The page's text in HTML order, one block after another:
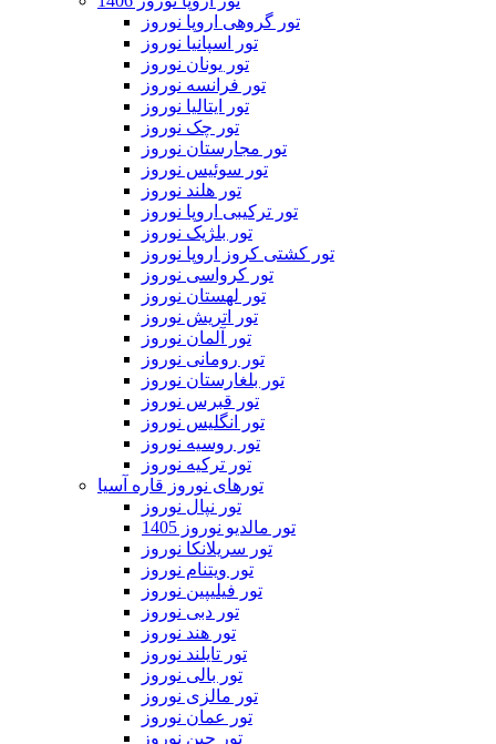
تور گروهی اروپا نوروز
تور اسپانیا نوروز
تور یونان نوروز
تور فرانسه نوروز
تور ایتالیا نوروز
تور چک نوروز
تور مجارستان نوروز
تور سوئیس نوروز
تور هلند نوروز
تور ترکیبی اروپا نوروز
تور بلژیک نوروز
تور کشتی کروز اروپا نوروز
تور کرواسی نوروز
تور لهستان نوروز
تور اتریش نوروز
تور آلمان نوروز
تور رومانی نوروز
تور بلغارستان نوروز
تور قبرس نوروز
تور انگلیس نوروز
تور روسیه نوروز
تور ترکیه نوروز
تورهای نوروز قاره آسیا
تور نپال نوروز
تور مالدیو نوروز 1405
تور سریلانکا نوروز
تور ویتنام نوروز
تور فیلیپین نوروز
تور دبی نوروز
تور هند نوروز
تور تایلند نوروز
تور بالی نوروز
تور مالزی نوروز
تور عمان نوروز
تور چین نوروز